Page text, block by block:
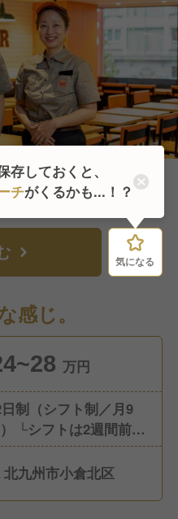
人を検討中
気になる
感じ。
万円
制（シフト制／月9
└シフトは2週間前ご
。 └店舗状況により
も可能。 ■産前産後
九州市小倉北区
気になる
存しておくと、
チがくるかも...！？